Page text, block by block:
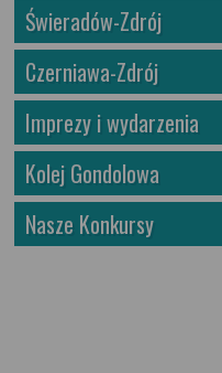
Świeradów-Zdrój
Czerniawa-Zdrój
Imprezy i wydarzenia
Kolej Gondolowa
Nasze Konkursy